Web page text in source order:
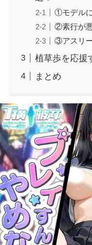
①モデル
②素行が
③アスリ
植草歩を応援
まとめ